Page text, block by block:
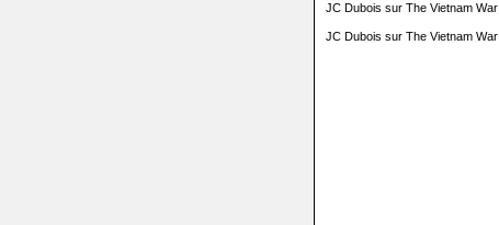
JC Dubois sur The Vietnam War
JC Dubois sur The Vietnam War